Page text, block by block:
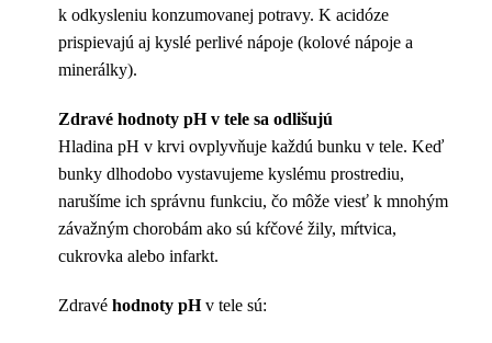
k odkysleniu konzumovanej potravy. K acidóze
prispievajú aj kyslé perlivé nápoje (kolové nápoje a
minerálky).
Zdravé hodnoty pH v tele sa odlišujú
Hladina pH v krvi ovplyvňuje každú bunku v tele. Keď
bunky dlhodobo vystavujeme kyslému prostrediu,
narušíme ich správnu funkciu, čo môže viesť k mnohým
závažným chorobám ako sú kŕčové žily, mŕtvica,
cukrovka alebo infarkt.
Zdravé hodnoty pHv tele sú: